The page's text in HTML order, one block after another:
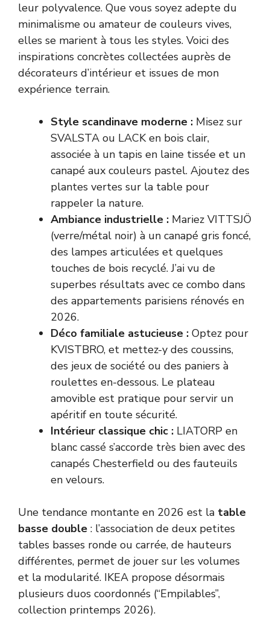
leur polyvalence. Que vous soyez adepte du
minimalisme ou amateur de couleurs vives,
elles se marient à tous les styles. Voici des
inspirations concrètes collectées auprès de
décorateurs d’intérieur et issues de mon
expérience terrain.
Style scandinave moderne : Misez sur
SVALSTA ou LACK en bois clair,
associée à un tapis en laine tissée et un
canapé aux couleurs pastel. Ajoutez des
plantes vertes sur la table pour
rappeler la nature.
Ambiance industrielle : Mariez VITTSJÖ
(verre/métal noir) à un canapé gris foncé,
des lampes articulées et quelques
touches de bois recyclé. J’ai vu de
superbes résultats avec ce combo dans
des appartements parisiens rénovés en
2026.
Déco familiale astucieuse : Optez pour
KVISTBRO, et mettez-y des coussins,
des jeux de société ou des paniers à
roulettes en-dessous. Le plateau
amovible est pratique pour servir un
apéritif en toute sécurité.
Intérieur classique chic : LIATORP en
blanc cassé s’accorde très bien avec des
canapés Chesterfield ou des fauteuils
en velours.
Une tendance montante en 2026 est la table
basse double : l’association de deux petites
tables basses ronde ou carrée, de hauteurs
différentes, permet de jouer sur les volumes
et la modularité. IKEA propose désormais
plusieurs duos coordonnés (“Empilables”,
collection printemps 2026).